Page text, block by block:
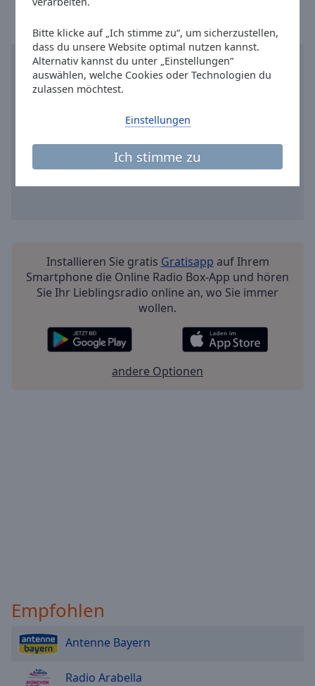
Bitte klicke auf „Ich stimme zu“, um sicherzustellen,
dass du unsere Website optimal nutzen kannst.
Alternativ kannst du unter „Einstellungen“
auswählen, welche Cookies oder Technologien du
zulassen möchtest.
Ich stimme zu
Einstellungen
Installieren Sie gratis Gratisapp auf Ihrem
Smartphone die Online Radio Box-App und hören
Sie Ihr Lieblingsradio online an, wo Sie immer
wollen.
andere Optionen
Empfohlen
Antenne Bayern
Radio Arabella